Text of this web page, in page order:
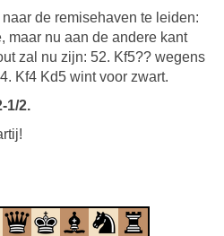
de remisehaven te leiden:
maar nu aan de andere kant
zal nu zijn: 52. Kf5?? wegens
Kf4 Kd5 wint voor zwart.
1/2.